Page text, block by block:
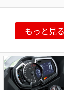
もっと見る